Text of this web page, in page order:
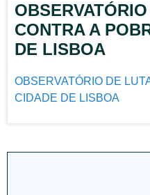
CONTRA A
DE LISBOA
OBSERVATÓRIO DE
CIDADE DE LISBOA